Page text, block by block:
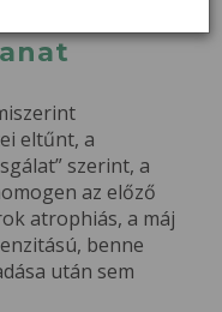
eltűnt, a
szerint, a
az előző
atrophiás, a máj
benne
után sem